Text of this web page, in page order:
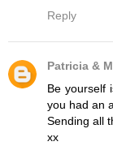
Reply
Patricia &
Be yourself
you had an
Sending all
xx